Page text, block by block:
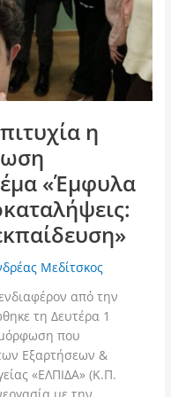
η
«Έμφυλα
Μεδίτσκος
από την
τη Δευτέρα 1
που
Εξαρτήσεων &
«ΕΛΠΙΔΑ» (Κ.Π.